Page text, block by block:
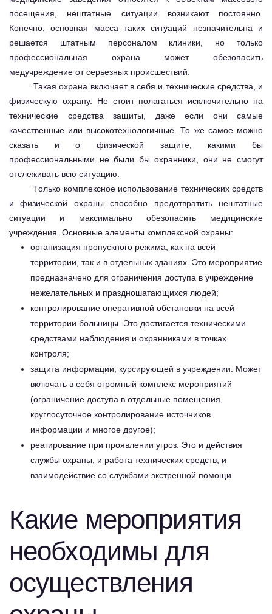
посещения, нештатные ситуации возникают постоянно.
Конечно, основная масса таких ситуаций незначительна и
решается штатным персоналом клиники, но только
профессиональная охрана может обезопасить
медучреждение от серьезных происшествий.
Такая охрана включает в себя и технические средства, и
физическую охрану. Не стоит полагаться исключительно на
технические средства защиты, даже если они самые
качественные или высокотехнологичные. То же самое можно
сказать и о физической защите, какими бы
профессиональными не были бы охранники, они не смогут
отслеживать всю ситуацию.
Только комплексное использование технических средств
и физической охраны способно предотвратить нештатные
ситуации и максимально обезопасить медицинские
учреждения. Основные элементы комплексной охраны:
организация пропускного режима, как на всей
территории, так и в отдельных зданиях. Это мероприятие
предназначено для ограничения доступа в учреждение
нежелательных и праздношатающихся людей;
контролирование оперативной обстановки на всей
территории больницы. Это достигается техническими
средствами наблюдения и охранниками в точках
контроля;
защита информации, курсирующей в учреждении. Может
включать в себя огромный комплекс мероприятий
(ограничение доступа в отдельные помещения,
круглосуточное контролирование источников
информации и многое другое);
реагирование при проявлении угроз. Это и действия
службы охраны, и работа технических средств, и
взаимодействие со службами экстренной помощи.
Какие мероприятия
необходимы для
осуществления